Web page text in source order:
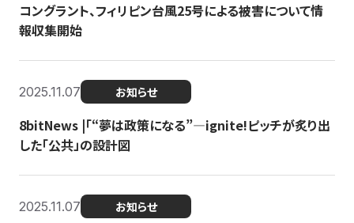
コングラント、フィリピン台風25号による被害について情
報収集開始
2025.11.07 お知らせ
8bitNews |「“夢は政策になる”—ignite!ピッチが炙り出
した「公共」の設計図
2025.11.07 お知らせ